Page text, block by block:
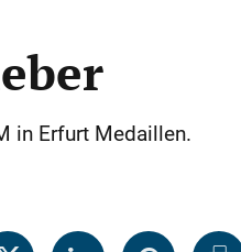
in Erfurt Medaillen.